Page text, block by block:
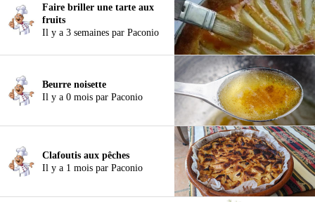
Faire briller une tarte aux
fruits
Il y a 3 semaines par Paconio
Beurre noisette
Il y a 0 mois par Paconio
Clafoutis aux pêches
Il y a 1 mois par Paconio